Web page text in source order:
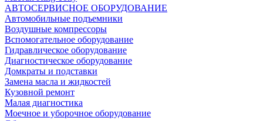
АВТОСЕРВИСНОЕ ОБОРУДОВАНИЕ
Автомобильные подъемники
Воздушные компрессоры
Вспомогательное оборудование
Гидравлическое оборудование
Диагностическое оборудование
Домкраты и подставки
Замена масла и жидкостей
Кузовной ремонт
Малая диагностика
Моечное и уборочное оборудование